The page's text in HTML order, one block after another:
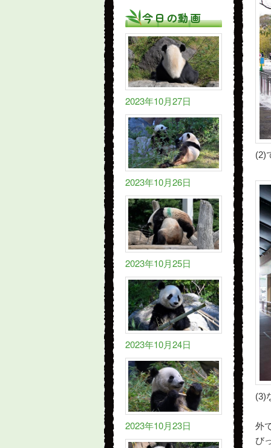
今日の動画
2023年10月27日
2023年10月26日
2023年10月25日
2023年10月24日
2023年10月23日
(2)
(3)
外
び